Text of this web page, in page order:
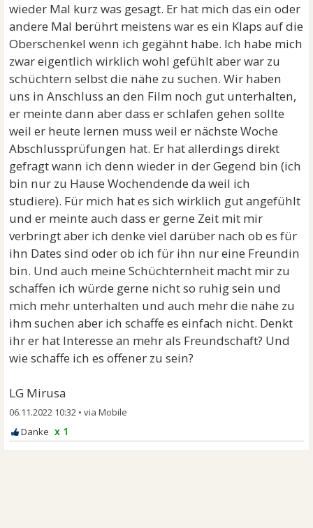
wieder Mal kurz was gesagt. Er hat mich das ein oder
andere Mal berührt meistens war es ein Klaps auf die
Oberschenkel wenn ich gegähnt habe. Ich habe mich
zwar eigentlich wirklich wohl gefühlt aber war zu
schüchtern selbst die nähe zu suchen. Wir haben
uns in Anschluss an den Film noch gut unterhalten,
er meinte dann aber dass er schlafen gehen sollte
weil er heute lernen muss weil er nächste Woche
Abschlussprüfungen hat. Er hat allerdings direkt
gefragt wann ich denn wieder in der Gegend bin (ich
bin nur zu Hause Wochendende da weil ich
studiere). Für mich hat es sich wirklich gut angefühlt
und er meinte auch dass er gerne Zeit mit mir
verbringt aber ich denke viel darüber nach ob es für
ihn Dates sind oder ob ich für ihn nur eine Freundin
bin. Und auch meine Schüchternheit macht mir zu
schaffen ich würde gerne nicht so ruhig sein und
mich mehr unterhalten und auch mehr die nähe zu
ihm suchen aber ich schaffe es einfach nicht. Denkt
ihr er hat Interesse an mehr als Freundschaft? Und
wie schaffe ich es offener zu sein?
LG Mirusa
06.11.2022 10:32 •
x 1